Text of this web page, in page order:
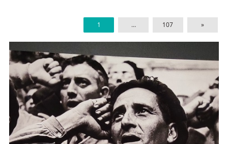
1 … 107 »